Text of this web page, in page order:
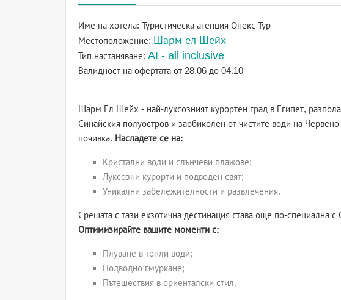
Име на хотела: Туристическа агенция Онекс Тур
Местоположение: Шарм ел Шейх
Тип настаняване: AI - all inclusive
Валидност на офертата от 28.06 до 04.10
Шарм Ел Шейх - най-луксозният курортен град в Египет,
Синайския полуостров и заобиколен от чистите води на
почивка. Насладете се на:
Кристални води и слънчеви плажове;
Луксозни курорти и подводен свят;
Уникални забележителности и развлечения.
Срещата с тази екзотична дестинация става още по-специална
Оптимизирайте вашите моменти с:
Плуване в топли води;
Подводно гмуркане;
Пътешествия в ориенталски стил.